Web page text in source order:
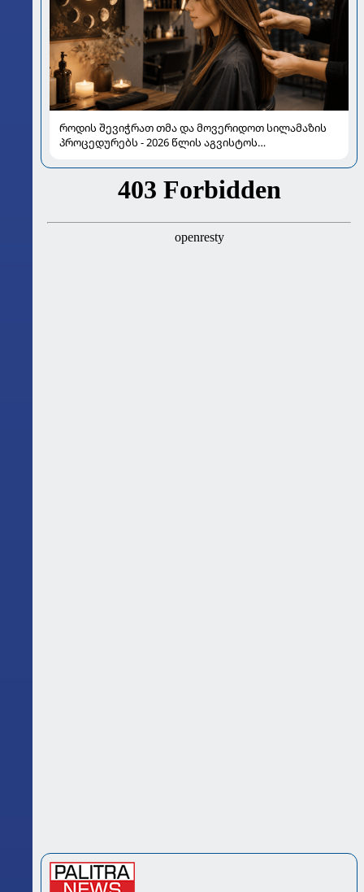
როდის შევიჭრათ თმა და მოვერიდოთ სილამაზის
პროცედურებს - 2026 წლის აგვისტოს